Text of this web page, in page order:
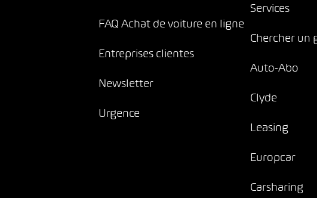
FAQ Achat de voiture en ligne
Entreprises clientes
Newsletter
Urgence
Services
Chercher un
Auto-Abo
Clyde
Leasing
Europcar
Carsharing